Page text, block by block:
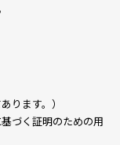
ります。）
づく証明のための用